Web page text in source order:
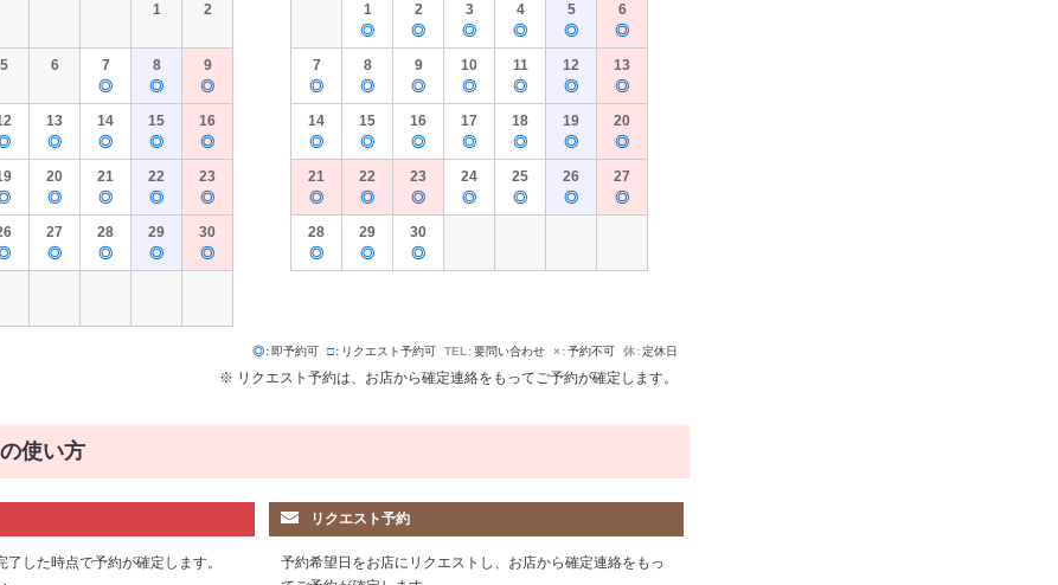
1
2
5 6
7
◎
8
◎
9
◎
13
◎
14
◎
15
◎
16
◎
20
◎
21
◎
22
◎
23
◎
27
◎
28
◎
29
◎
30
◎
1
◎
2
◎
3
◎
4
◎
5
◎
6
◎
7
◎
8
◎
9
◎
10
◎
11
◎
12
◎
13
◎
14
◎
15
◎
16
◎
17
◎
18
◎
19
◎
20
◎
21
◎
22
◎
23
◎
24
◎
25
◎
26
◎
27
◎
28
◎
29
◎
30
◎
◎ 即予約可 □ リクエスト予約可 TEL 要問い合わせ × 予約不可 休 定休日
※ リクエスト予約は、お店から確定連絡をもってご予約が確定します。
使い方
した時点で予約が確定します。
リクエスト予約
予約希望日をお店にリクエストし、お店から確定連絡をもっ